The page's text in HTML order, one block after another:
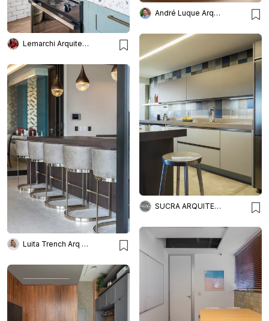
Lemarchi Arquitetura
André Luque Arquitetura
SUCRA ARQUITETURA + DESIGN
Luita Trench Arq & Interiores